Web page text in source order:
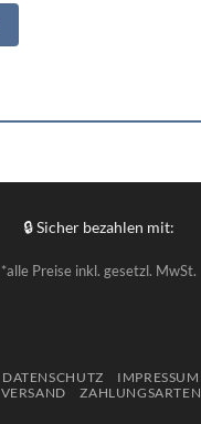
🔒 Sicher bezahlen mit:
*alle Preise inkl. gesetzl. MwSt.
DATENSCHUTZ IMPRESSUM
VERSAND
ZAHLUNGSARTEN